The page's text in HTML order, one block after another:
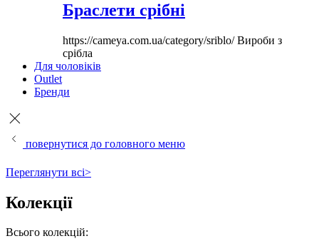
Браслети срібні
https://cameya.com.ua/category/sriblo/Вироби з
срібла
Для чоловіків
Outlet
Бренди
повернутися до головного меню
Переглянути всі>
Колекції
Всього колекцій: